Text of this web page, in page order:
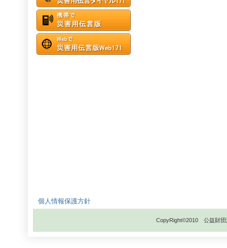
個人情報保護方針
CopyRight©2010 公益財団